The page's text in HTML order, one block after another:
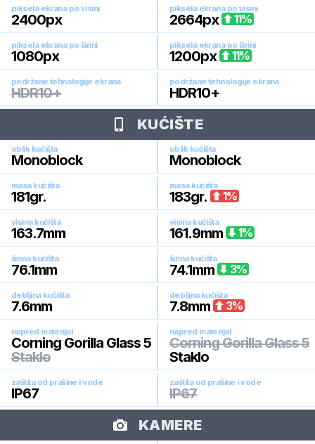
piksela ekrana po visini
2400px
piksela ekrana po visini
2664px 11%
piksela ekrana po širini
1080px
piksela ekrana po širini
1200px 11%
podržane tehnologije ekrana
HDR10+
podržane tehnologije ekrana
HDR10+
KUĆIŠTE
oblik kućišta
Monoblock
oblik kućišta
Monoblock
masa kućišta
181gr.
masa kućišta
183gr. 1%
visina kućišta
163.7mm
visina kućišta
161.9mm 1%
širina kućišta
76.1mm
širina kućišta
74.1mm 3%
debljina kućišta
7.6mm
debljina kućišta
7.8mm 3%
napred materijal
Corning Gorilla Glass 5
Staklo
napred materijal
Corning Gorilla Glass 5
Staklo
zaštita od prašine i vode
IP67
zaštita od prašine i vode
IP67
KAMERE